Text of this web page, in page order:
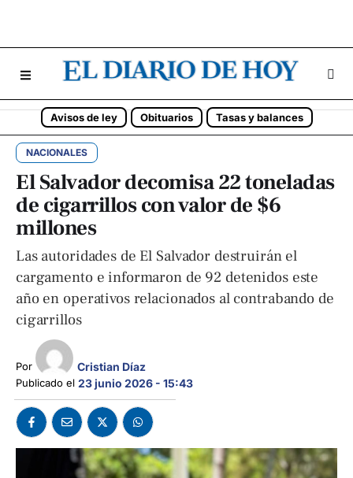
Avisos de ley Obituarios Tasas y balances
NACIONALES
El Salvador decomisa 22 toneladas
de cigarrillos con valor de $6
millones
Las autoridades de El Salvador destruirán el
cargamento e informaron de 92 detenidos este
año en operativos relacionados al contrabando de
cigarrillos
Por Cristian Díaz
Publicado el 23 junio 2026 - 15:43